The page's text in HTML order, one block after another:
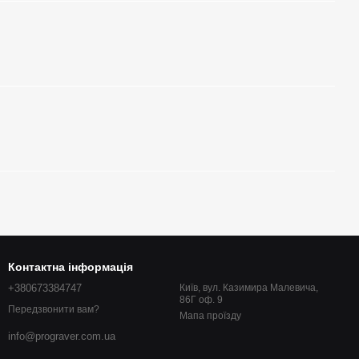
Контактна інформація
+380673384747
Передзвонити вам?
info@prograver.com.ua
Київ, вул. Казимира Малевича,
86Г оф. 9
Мапа проїзду